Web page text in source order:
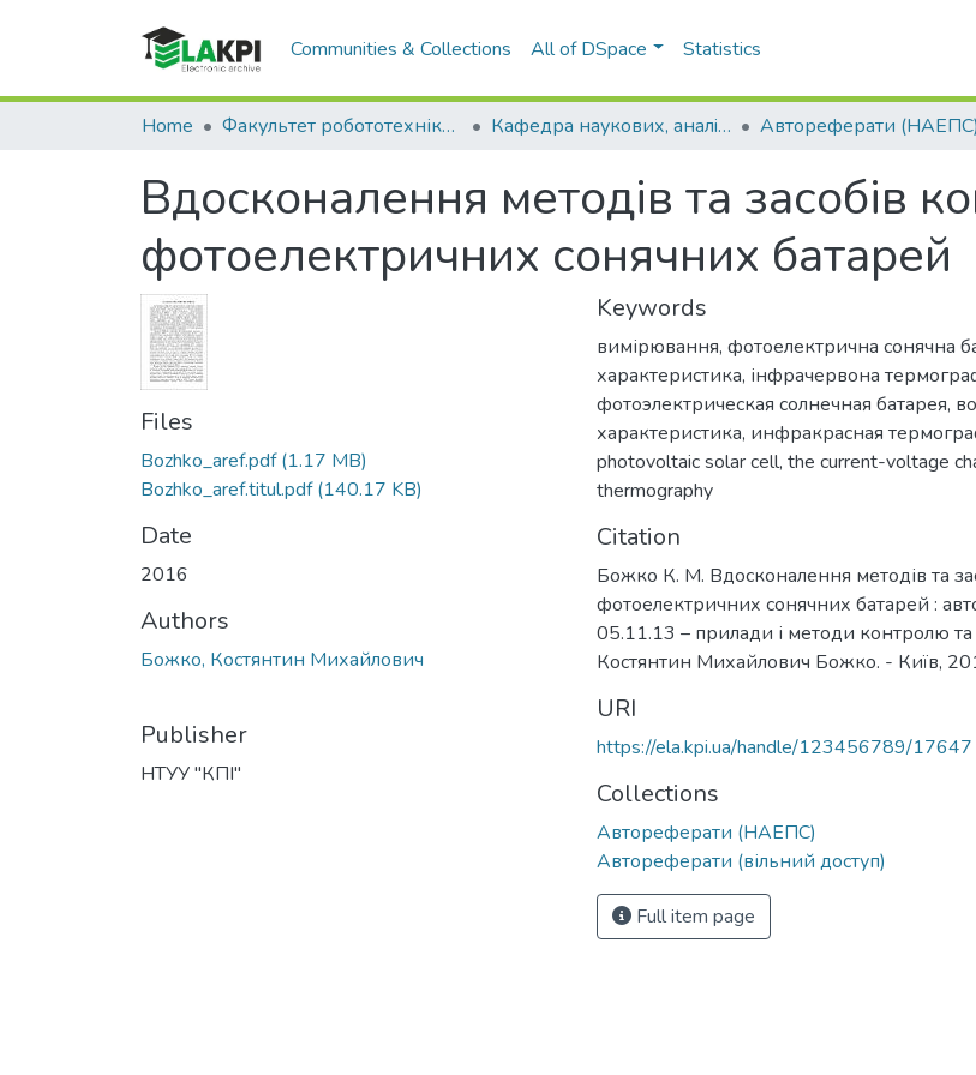
Communities & Collections All of DSpace Statistics
Home Факультет робототехніки та приладобудування (ФРП) Кафедра наукових, аналiтичних та екологiчних приладiв i систем (НАЕПС) Автореферати (НАЕПС)
Вдосконалення методів та засобів
фотоелектричних сонячних батарей
Files
Bozhko_aref.pdf(1.17 MB)
Bozhko_aref.titul.pdf(140.17 KB)
Date
2016
Authors
Божко, Костянтин Михайлович
Publisher
НТУУ "КПІ"
Keywords
вимірювання, фотоелектрична сонячна
характеристика, інфрачервона
фотоэлектрическая солнечная батарея,
характеристика, инфракрасная
photovoltaic solar cell, the current-voltage
thermography
Citation
Божко К. М. Вдосконалення методів та
фотоелектричних сонячних батарей :
05.11.13 – прилади і методи контролю
Костянтин Михайлович Божко. - Київ,
URI
https://ela.kpi.ua/handle/123456789/17647
Collections
Автореферати (НАЕПС)
Автореферати (вільний доступ)
Full item page